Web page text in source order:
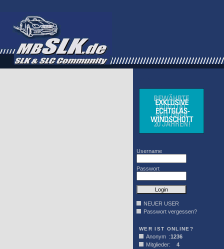
Username
Passwort
NEUER USER
Passwort vergessen?
WER IST ONLINE?
Anonym :1236
Mitglieder: 4